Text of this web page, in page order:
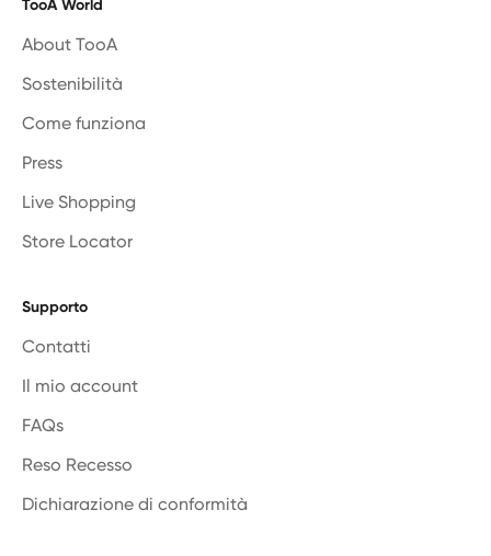
TooA World
About TooA
Sostenibilità
Come funziona
Press
Live Shopping
Store Locator
Supporto
Contatti
Il mio account
FAQs
Reso Recesso
Dichiarazione di conformità